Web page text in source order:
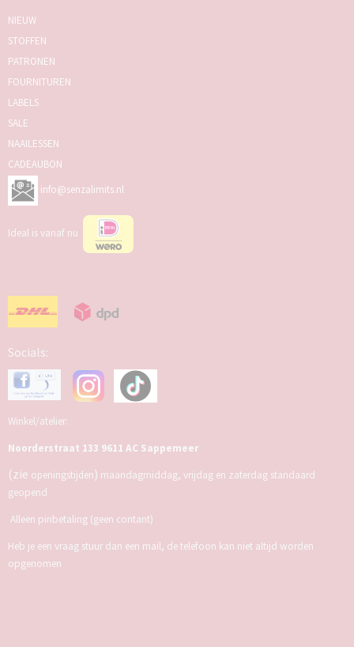
NIEUW
STOFFEN
PATRONEN
FOURNITUREN
LABELS
SALE
NAAILESSEN
CADEAUBON
info@senzalimits.nl
Ideal is vanaf nu
Socials:
Winkel/atelier:
Noorderstraat 133 9611 AC Sappemeer
(zie openingstijden) maandagmiddag, vrijdag en zaterdag standaard
geopend
Alleen pinbetaling (geen contant)
Heb je een vraag stuur dan een mail, de telefoon kan niet altijd worden
opgenomen